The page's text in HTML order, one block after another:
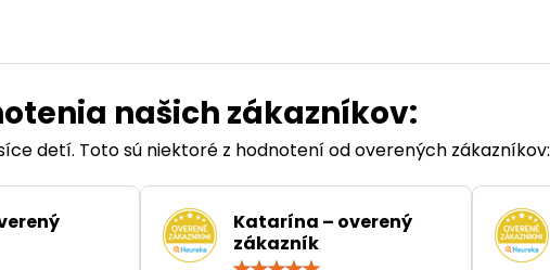
našich zákazníkov:
detí. Toto sú niektoré z hodnotení od overených zákazníkov:
Katarína – overený
zákazník